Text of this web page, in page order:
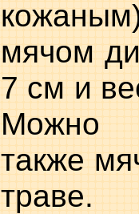
мячом
7 см и
Можно
также
траве.